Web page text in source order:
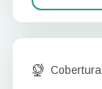
Cobertura